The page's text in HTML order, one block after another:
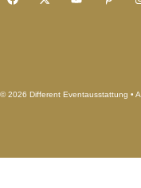
© 2026 Different Eventausstattung •